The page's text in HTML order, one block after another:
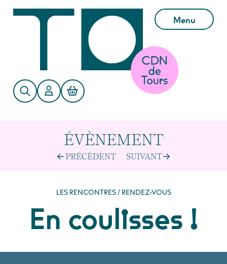
Menu
ÉVÈNEMENT
PRÉCÉDENT SUIVANT
LES RENCONTRES / RENDEZ-VOUS
En coulisses !